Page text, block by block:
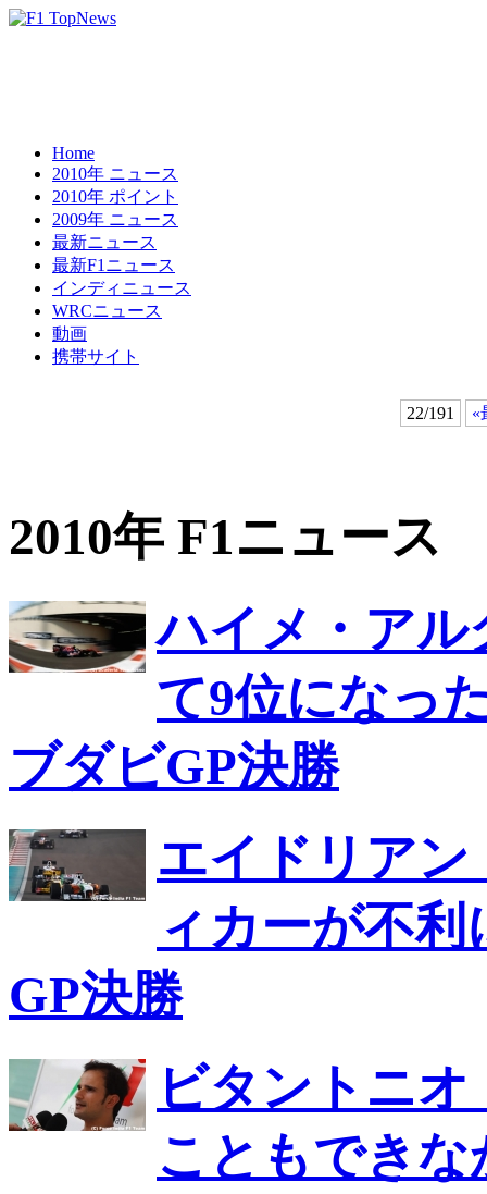
Home
2010年 ニュース
2010年 ポイント
2009年 ニュース
最新ニュース
最新F1ニュース
インディニュース
WRCニュース
動画
携帯サイト
22/191 «
2010年 F1ニュース
ハイメ・アル
て9位になっ
ブダビGP決勝
エイドリア
ィカーが不
GP決勝
ビタントニ
こともでき